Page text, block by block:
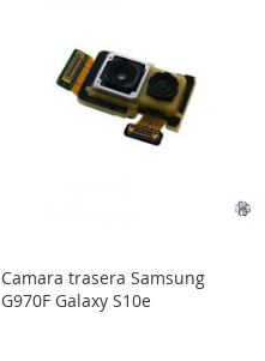
DESEJOS
Camara trasera Samsung
G970F Galaxy S10e